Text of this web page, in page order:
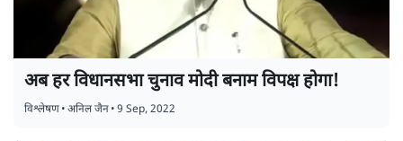
अब हर विधानसभा चुनाव मोदी बनाम विपक्ष होगा!
विश्लेषण•अनिल जैन•9 Sep, 2022